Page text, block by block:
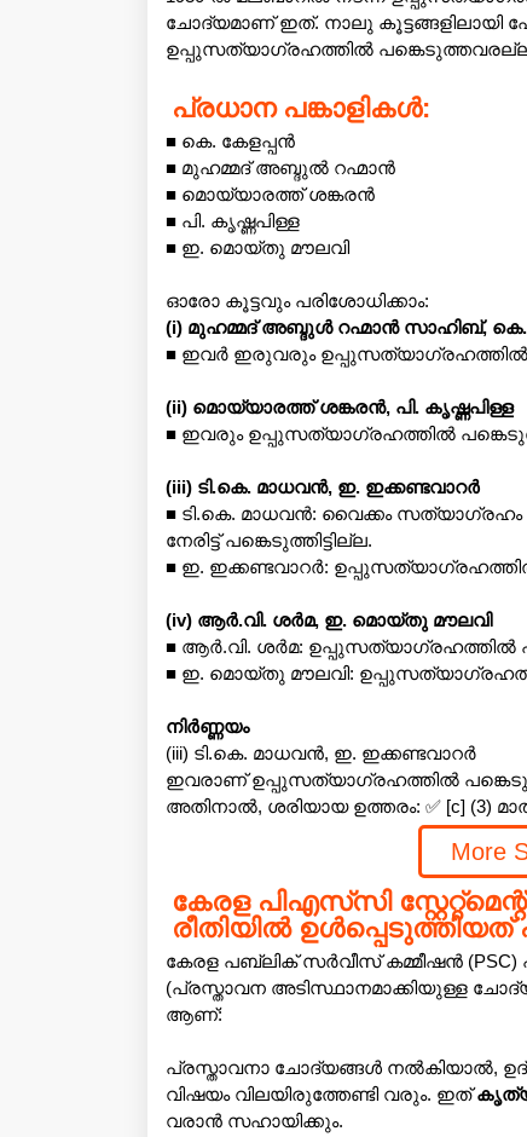
ചോദ്യമാണ് ഇത്. നാലു കൂട്ടങ്ങളിലായി
ഉപ്പുസത്യാഗ്രഹത്തിൽ
പ്രധാന പങ്കാളികൾ:
■ കെ. കേളപ്പൻ
■ മുഹമ്മദ് അബ്ദുൽ റഹ്മാൻ
■ മൊയ്യാരത്ത് ശങ്കരൻ
■ പി. കൃഷ്ണപിള്ള
■ ഇ. മൊയ്തു മൗലവി
ഓരോ കൂട്ടവും പരിശോധിക്കാം:
(i) മുഹമ്മദ് അബ്ദുൾ റഹ്മാൻ സാഹിബ്, കെ.
■ ഇവർ ഇരുവരും ഉപ്പുസത്യാഗ്രഹത്തിൽ
(ii) മൊയ്യാരത്ത് ശങ്കരൻ, പി. കൃഷ്ണപിള്ള
■ ഇവരും ഉപ്പുസത്യാഗ്രഹത്തിൽ
(iii) ടി.കെ. മാധവൻ, ഇ. ഇക്കണ്ടവാറർ
■ ടി.കെ. മാധവൻ: വൈക്കം
നേരിട്ട് പങ്കെടുത്തിട്ടില്ല.
■ ഇ. ഇക്കണ്ടവാറർ:
(iv) ആർ.വി. ശർമ, ഇ. മൊയ്തു മൗലവി
■ ആർ.വി. ശർമ: ഉപ്പുസത്യാഗ്രഹത്തിൽ
■ ഇ. മൊയ്തു മൗലവി:
നിർണ്ണയം
(iii) ടി.കെ. മാധവൻ, ഇ. ഇക്കണ്ടവാറർ
ഇവരാണ് ഉപ്പുസത്യാഗ്രഹത്തിൽ
അതിനാൽ, ശരിയായ ഉത്തരം: ✅ [c] (3)
More
കേരള പിഎസ്‌സി
രീതിയിൽ
കേരള പബ്ലിക് സർവീസ് കമ്മീഷൻ
(പ്രസ്താവന അടിസ്ഥാനമാക്കിയുള്ള
ആണ്:
പ്രസ്താവനാ ചോദ്യങ്ങൾ നൽകിയാൽ,
വിഷയം വിലയിരുത്തേണ്ടി വരും. ഇത്
വരാൻ സഹായിക്കും.